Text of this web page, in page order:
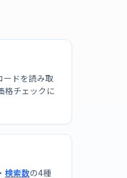
ードを読み取
格チェックに
・ 検索数の4種